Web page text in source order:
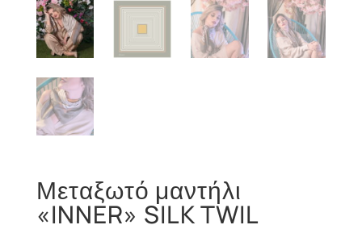
Μεταξωτό μαντήλι
«INNER» SILK TWIL